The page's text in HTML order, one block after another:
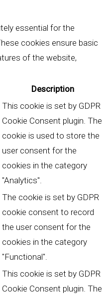
essential for the
cookies ensure basic
of the website,
Description
This cookie is set by GDPR
Cookie Consent plugin. The
cookie is used to store the
user consent for the
cookies in the category
"Analytics".
The cookie is set by GDPR
cookie consent to record
the user consent for the
cookies in the category
"Functional".
This cookie is set by GDPR
Cookie Consent plugin. The